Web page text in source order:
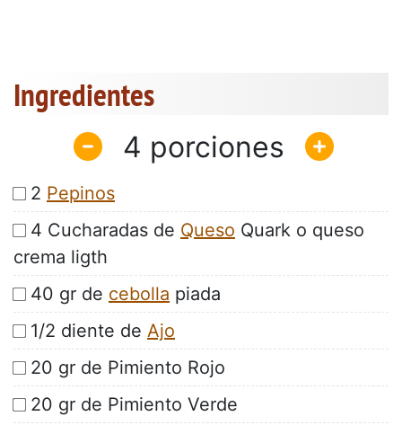
Ingredientes
4
2 Pepinos
4 Cucharadas de Queso Quark o queso
crema ligth
40 gr de cebolla piada
1/2 diente de Ajo
20 gr de Pimiento Rojo
20 gr de Pimiento Verde